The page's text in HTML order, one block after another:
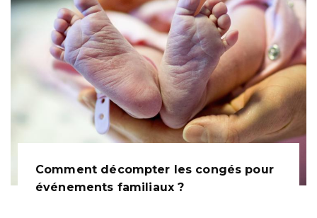
Comment décompter les congés pour
événements familiaux ?